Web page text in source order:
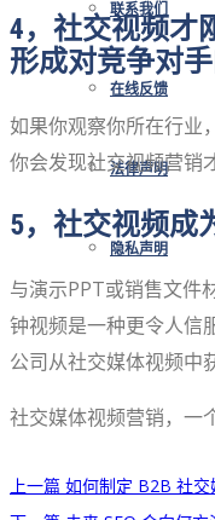
联系我们
在线反馈
法律声明
隐私声明
4，社交视频才
形成对竞争对
如果你观察你所在行业
你会发现社交视频营销
5，社交视频成
与演示PPT或销售文件
钟视频是一种更令人信
公司从社交媒体视频中
社交媒体视频营销，一
上一篇 如何制定 B2B 社